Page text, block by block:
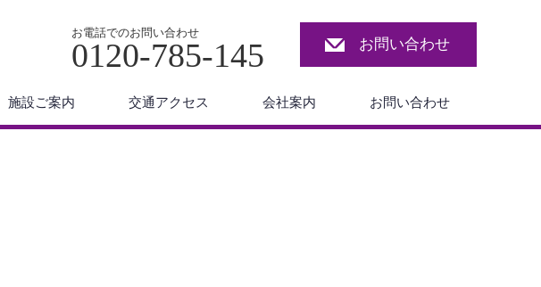
お電話でのお問い合わせ
0120-785-145 お問い合わせ
施設ご案内 交通アクセス 会社案内 お問い合わせ